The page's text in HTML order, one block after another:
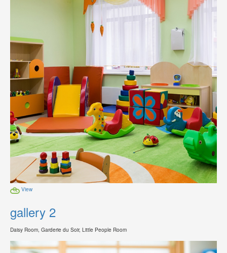
View
gallery 2
Daisy Room, Garderie du Soir, Little People Room